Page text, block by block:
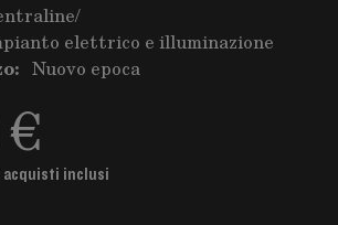
/
elettrico e illuminazione
Nuovo epoca
€
acquisti inclusi